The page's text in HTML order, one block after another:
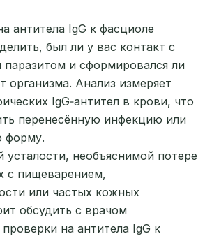
антитела IgG к фасциоле
был ли у вас контакт с
и сформировался ли
организма. Анализ измеряет
IgG‑антител в крови, что
перенесённую инфекцию или
форму.
усталости, необъяснимой потере
с пищеварением,
или частых кожных
обсудить с врачом
на антитела IgG к